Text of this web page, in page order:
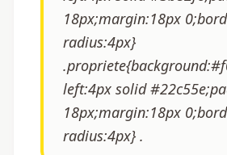
18px;margin:18px
radius:4px}
left:4px solid
18px;margin:18px
radius:4px} .